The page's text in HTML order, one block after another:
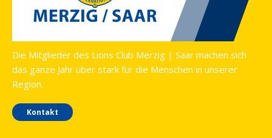
Die Mitglieder des Lions Club Merzig | Saar machen sich
das ganze Jahr über stark für die Menschen in unserer
Region.
Kontakt